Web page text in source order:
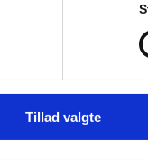
Tillad valgte